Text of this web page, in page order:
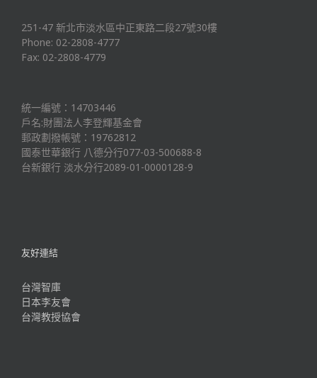
251-47 新北市淡水區中正東路二段27號30樓
Phone: 02-2808-4777
Fax: 02-2808-4779
統一編號：14703446
戶名:財團法人李登輝基金會
郵政劃撥帳號：19762812
國泰世華銀行 八德分行077-03-500688-8
台新銀行 淡水分行2089-01-0000128-9
友好連結
台灣智庫
日本李友會
台灣教授協會